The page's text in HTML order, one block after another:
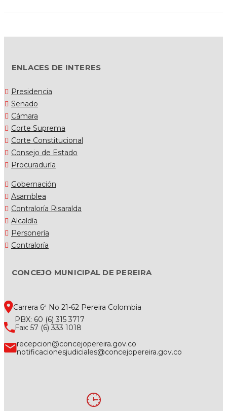
ENLACES DE INTERES
Presidencia
Senado
Cámara
Corte Suprema
Corte Constitucional
Consejo de Estado
Procuraduría
Gobernación
Asamblea
Contraloría Risaralda
Alcaldía
Personería
Contraloría
CONCEJO MUNICIPAL DE PEREIRA
Carrera 6ª No 21-62 Pereira Colombia
PBX: 60 (6) 315 3717
Fax: 57 (6) 333 1018
recepcion@concejopereira.gov.co
notificacionesjudiciales@concejopereira.gov.co